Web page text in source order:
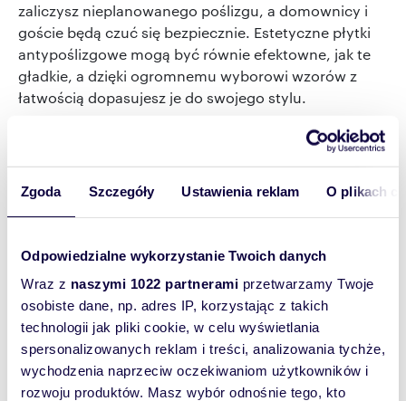
Zgoda Szczegóły Ustawienia reklam O plikach
Odpowiedzialne wykorzystanie Twoich danych
Wraz z naszymi 1022 partnerami przetwarzamy Twoje
osobiste dane, np. adres IP, korzystając z takich
technologii jak pliki cookie, w celu wyświetlania
spersonalizowanych reklam i treści, analizowania tychże,
wychodzenia naprzeciw oczekiwaniom użytkowników i
rozwoju produktów. Masz wybór odnośnie tego, kto
zaliczysz nieplanowanego poślizgu, a domownicy i
goście będą czuć się bezpiecznie. Estetyczne płytki
antypoślizgowe mogą być równie efektowne, jak te
gładkie, a dzięki ogromnemu wyborowi wzorów z
łatwością dopasujesz je do swojego stylu.
Bo przecież podłoga powinna być nie tylko piękna,
ale też wygodna w użytkowaniu. I właśnie to powinny
oznaczać płytki antypoślizgowe – komfort,
Zobacz oferty
nieruchomości